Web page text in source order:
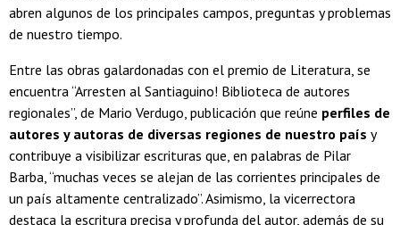
abren algunos de los principales campos, preguntas y problemas
de nuestro tiempo.
Entre las obras galardonadas con el premio de Literatura, se
encuentra “Arresten al Santiaguino! Biblioteca de autores
regionales”, de Mario Verdugo, publicación que reúne perfiles de
autores y autoras de diversas regiones de nuestro país y
contribuye a visibilizar escrituras que, en palabras de Pilar
Barba, “muchas veces se alejan de las corrientes principales de
un país altamente centralizado”. Asimismo, la vicerrectora
destaca la escritura precisa y profunda del autor, además de su